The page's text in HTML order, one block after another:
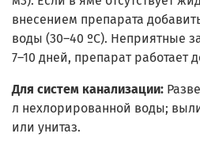
внесением препарата
воды (30–40 ºС). Неприятные
7–10 дней, препарат работает
Для систем канализации:
л нехлорированной воды;
или унитаз.